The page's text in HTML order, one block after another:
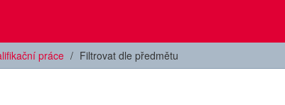
práce Filtrovat dle předmětu